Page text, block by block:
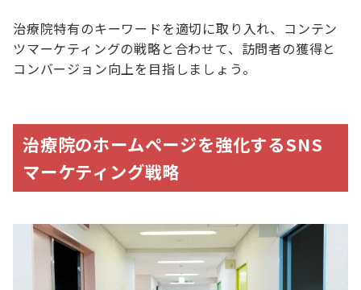
治療院特有のキーワードを適切に取り入れ、コンテン
ツマーケティングの戦略と合わせて、訪問者の獲得と
コンバージョン向上を目指しましょう。
治療院のホームページを強化するSNS
マーケティング戦略